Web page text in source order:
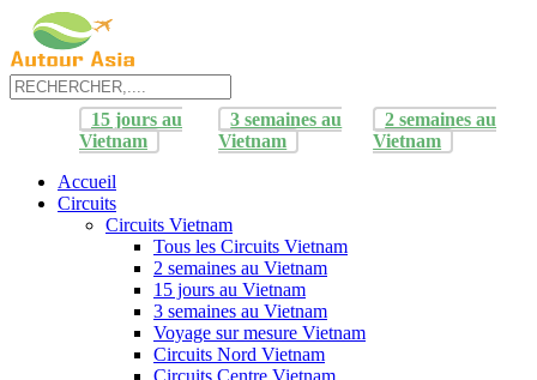
15 jours au
Vietnam
3 semaines au
Vietnam
2 semaines au
Vietnam
Accueil
Circuits
Circuits Vietnam
Tous les Circuits Vietnam
2 semaines au Vietnam
15 jours au Vietnam
3 semaines au Vietnam
Voyage sur mesure Vietnam
Circuits Nord Vietnam
Circuits Centre Vietnam